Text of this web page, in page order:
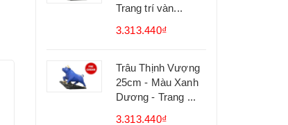
Trang trí vàn...
3.313.440₫
Trâu Thịnh Vượng
25cm - Màu Xanh
Dương - Trang ...
3.313.440₫